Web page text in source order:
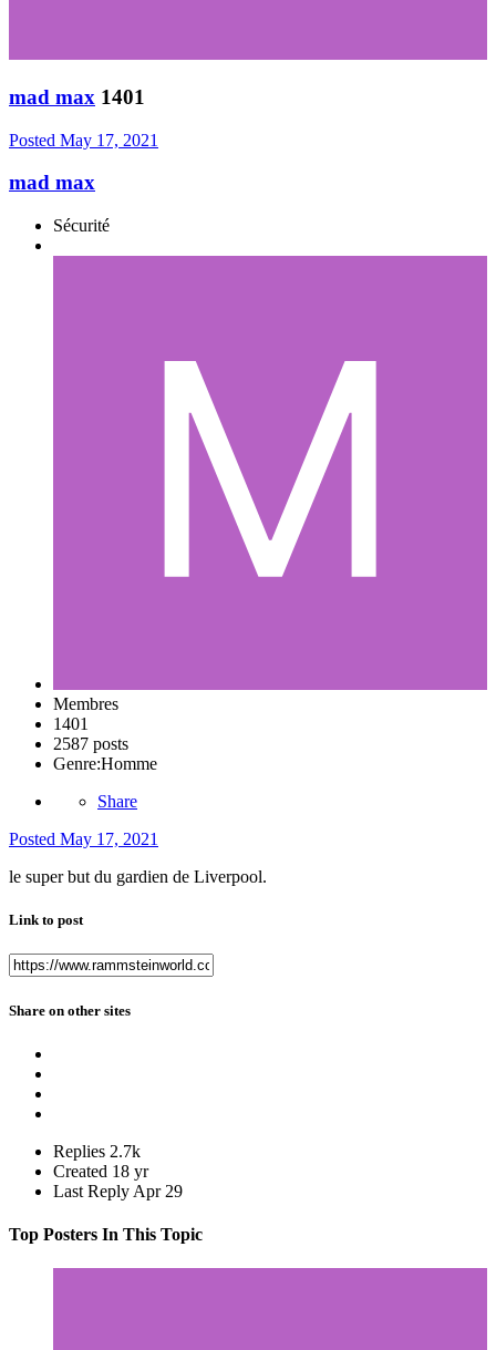
mad max 1401
Posted May 17, 2021
mad max
Sécurité
Membres
1401
2587 posts
Genre:Homme
Share
Posted May 17, 2021
le super but du gardien de Liverpool.
Link to post
Share on other sites
Replies 2.7k
Created 18 yr
Last Reply Apr 29
Top Posters In This Topic